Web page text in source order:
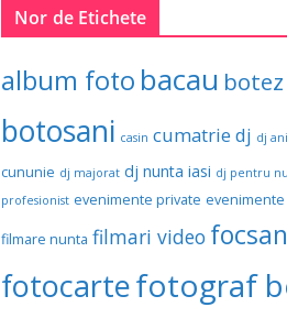
Nor de Etichete
album foto bacau botez
botosani casin cumatrie dj dj
cununie dj majorat dj nunta iasi dj pentru
profesionist evenimente private
filmare nunta filmari video
fotocartefotograf